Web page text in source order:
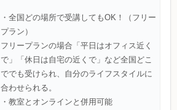
・全国どの場所で受講してもOK！（フリー
プラン）
フリープランの場合「平日はオフィス近く
で」「休日は自宅の近くで」など全国どこ
ででも受けられ、自分のライフスタイルに
合わせられる。
・教室とオンラインと併用可能